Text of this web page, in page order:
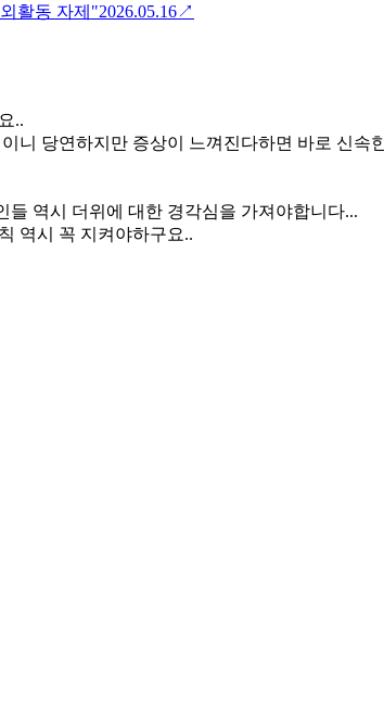
활동 자제"2026.05.16↗
..
니 당연하지만 증상이 느껴진다하면 바로 신속
역시 더위에 대한 경각심을 가져야합니다...
역시 꼭 지켜야하구요..